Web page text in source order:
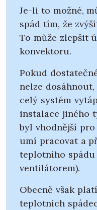
Je-li to možné,
spád tím, že
To může zlepšit
konvektoru.
Pokud
nelze
celý systém
instalace jiného
byl vhodnější
umí pracovat a
teplotního spádu
ventilátorem).
Obecně však
teplotních